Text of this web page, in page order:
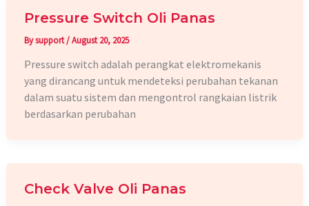
Pressure Switch Oli Panas
Bysupport/August 20, 2025
Pressure switch adalah perangkat elektromekanis
yang dirancang untuk mendeteksi perubahan tekanan
dalam suatu sistem dan mengontrol rangkaian listrik
berdasarkan perubahan
Check Valve Oli Panas